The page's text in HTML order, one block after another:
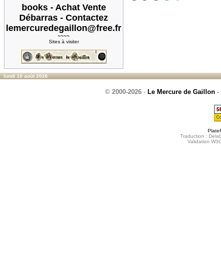
books - Achat Vente
Débarras - Contactez
lemercuredegaillon@free.fr
~~~~
Sites à visiter
lundi 10 août 2026
© 2000-2026 - Le Mercure de Gaillon -
Traduction :
Validation